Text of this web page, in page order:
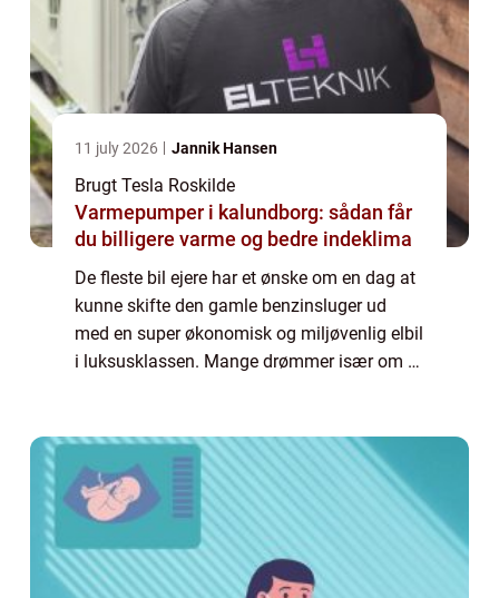
11 july 2026 Jannik Hansen
Brugt Tesla Roskilde
Varmepumper i kalundborg: sådan får
du billigere varme og bedre indeklima
De fleste bil ejere har et ønske om en dag at
kunne skifte den gamle benzinsluger ud
med en super økonomisk og miljøvenlig elbil
i luksusklassen. Mange drømmer især om at